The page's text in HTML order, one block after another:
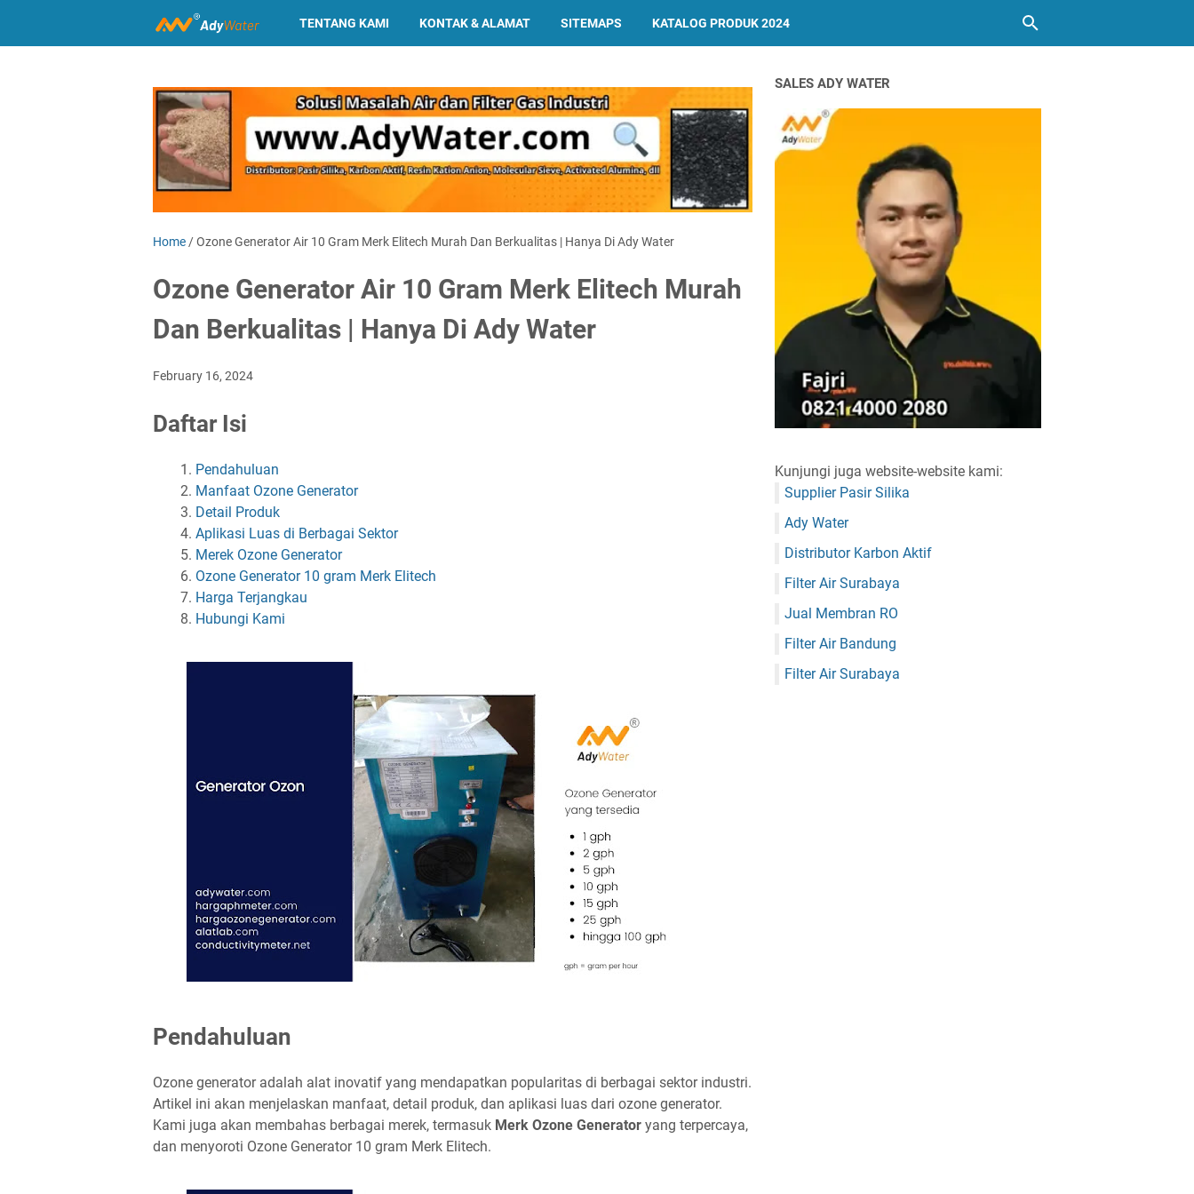
TENTANG KAMI KONTAK & ALAMAT SITEMAPS KATALOG PRODUK 2024
Home /Ozone Generator Air 10 Gram Merk Elitech Murah Dan Berkualitas | Hanya Di Ady Water
Ozone Generator Air 10 Gram Merk Elitech Murah
Dan Berkualitas | Hanya Di Ady Water
February 16, 2024
Daftar Isi
Pendahuluan
Manfaat Ozone Generator
Detail Produk
Aplikasi Luas di Berbagai Sektor
Merek Ozone Generator
Ozone Generator 10 gram Merk Elitech
Harga Terjangkau
Hubungi Kami
Pendahuluan
Ozone generator adalah alat inovatif yang mendapatkan popularitas di berbagai sektor industri.
Artikel ini akan menjelaskan manfaat, detail produk, dan aplikasi luas dari ozone generator.
Kami juga akan membahas berbagai merek, termasuk Merk Ozone Generator yang terpercaya,
dan menyoroti Ozone Generator 10 gram Merk Elitech.
SALES ADY WATER
Kunjungi juga website-website kami:
Supplier Pasir Silika
Ady Water
Distributor Karbon Aktif
Filter Air Surabaya
Jual Membran RO
Filter Air Bandung
Filter Air Surabaya